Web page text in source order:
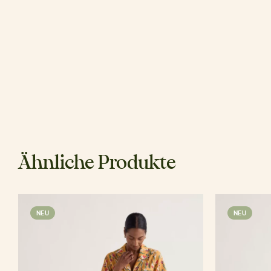
Ähnliche Produkte
NEU NEU